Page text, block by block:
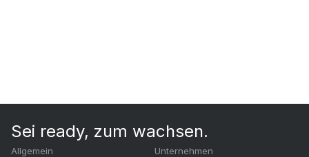
Sei ready, zum wachsen.
Allgemein Unternehmen